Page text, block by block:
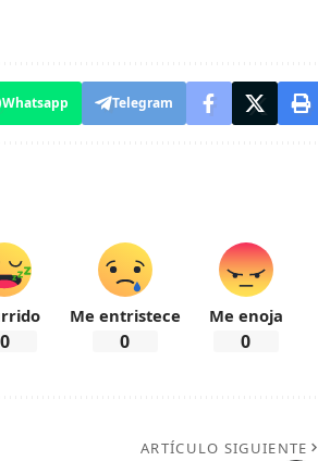
Whatsapp Telegram
0
Me entristece
0
Me enoja
0
ARTÍCULO SIGUIENTE